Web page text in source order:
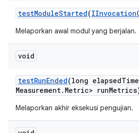
testModuleStarted(IInvocation
Melaporkan awal modul yang berjalan.
void
testRunEnded(long elapsedTime
Measurement. Metric> run
Melaporkan akhir eksekusi pengujian.